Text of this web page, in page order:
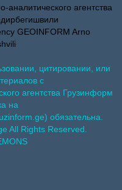
агентства
GEOINFORM Arno
цитировании, или
с
агентства Грузинформ
на
обязательна.
All Rights Reserved.